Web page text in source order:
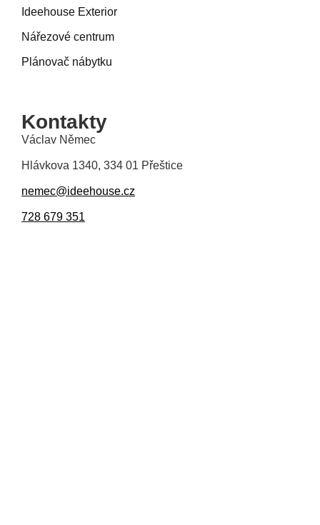
Ideehouse Exterior
Nářezové centrum
Plánovač nábytku
Kontakty
Václav Němec
Hlávkova 1340, 334 01 Přeštice
nemec@ideehouse.cz
728 679 351